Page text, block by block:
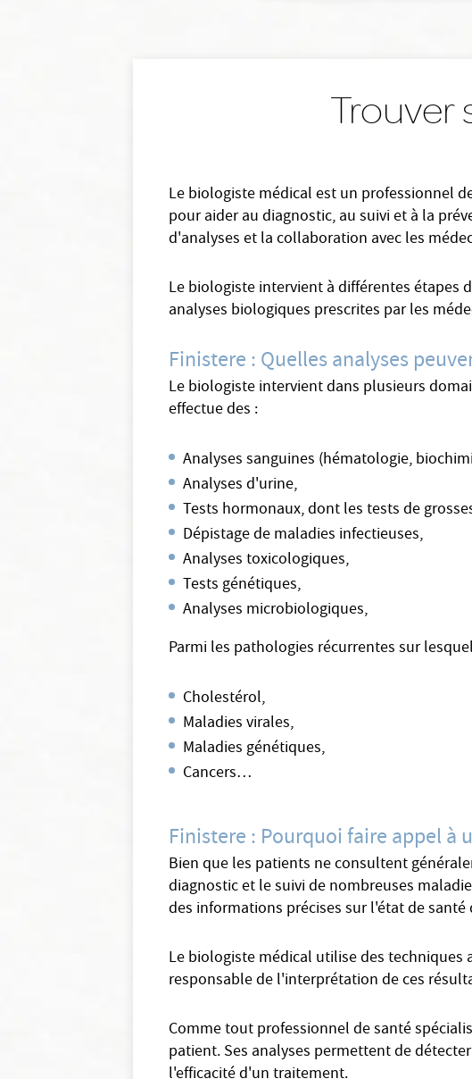
Trouver
Le biologiste médical est un professionnel
pour aider au diagnostic, au suivi et à la
d'analyses et la collaboration avec les
Le biologiste intervient à différentes étapes
analyses biologiques prescrites par les
Finistere : Quelles analyses
Le biologiste intervient dans plusieurs
effectue des :
Analyses sanguines (hématologie,
Analyses d'urine,
Tests hormonaux, dont les tests de
Dépistage de maladies infectieuses,
Analyses toxicologiques,
Tests génétiques,
Analyses microbiologiques,
Parmi les pathologies récurrentes sur
Cholestérol,
Maladies virales,
Maladies génétiques,
Cancers…
Finistere : Pourquoi faire appel à
Bien que les patients ne consultent
diagnostic et le suivi de nombreuses
des informations précises sur l'état de
Le biologiste médical utilise des
responsable de l'interprétation de ces
Comme tout professionnel de santé
patient. Ses analyses permettent de